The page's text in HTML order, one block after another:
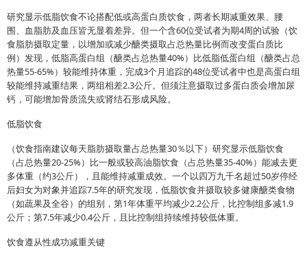
研究显示低脂饮食不论搭配低或高蛋白质饮食，两者长期减重效果、腰
围、血脂肪及血压皆无显着差异。但一个含60位受试者为期4周的试验（饮
食脂肪摄取定量，以增加或减少醣类摄取占总热量比例而改变蛋白质比
例）发现，低脂高蛋白组（醣类占总热量40%）比低脂低蛋白组（醣类占总
热量55-65%）较能维持体重，完成3个月追踪的48位受试者中也是高蛋白组
较能维持减重结果，两组相差2.3公斤。但须注意摄取过多蛋白质会增加尿
钙，可能增加骨质流失或肾结石形成风险。
低脂饮食
（饮食指南建议每天脂肪摄取量占总热量30％以下）研究显示低脂饮食
（占总热量20-25%）比一般或较高油脂饮食（占总热量35-40%）能减去更
多体重（约3公斤），且能维持减重成效。一个以四万九千名超过50岁停经
后妇女为对象并追踪7.5年的研究发现，低脂饮食并摄取较多健康醣类食物
（如蔬果及全谷）的组别，第1年体重平均减少2.2公斤，比控制组多减1.9
公斤；第7.5年减少0.4公斤，且比控制组持续维持较低体重。
饮食遵从性成功减重关键